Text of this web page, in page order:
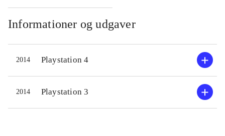
udgivelser i serien anvendes. Man
interagerer med spillet via mikrofon
(trådløs eller kabel) eller via en app
på smartphonen. Gameplay er det
kendte og velafprøvede. Sangeren
skal forsøge at ramme melodien i
sangen bedst muligt på baggrund af
Informationer og udgaver
2014 Playstation 4
2014 Playstation 3